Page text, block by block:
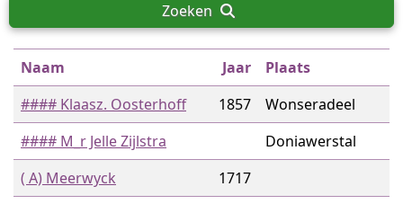
Zoeken
Naam Jaar
Plaats
#### Klaasz. Oosterhoff
1857
Wonseradeel
#### M_r Jelle Zijlstra
Doniawerstal
( A) Meerwyck
1717